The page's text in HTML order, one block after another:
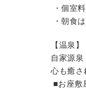
・個室
・朝食
【温泉】
自家源
心も癒さ
■お座敷